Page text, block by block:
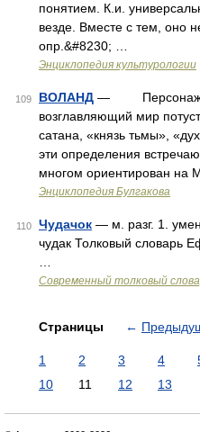
понятием. К.и.
везде. Вместе с тем, оно
опр.&#8230; …
Энциклопедия культурологии
109 ВОЛАНД — Персонаж
возглавляющий мир
сатана, «князь тьмы»,
эти определения
многом ориентирован на
Энциклопедия Булгакова
110 Чудачок — м. разг. 1.
чудак Толковый словарь
Современный толковый
Страницы ←
1 2 3 4
10
11 12 13